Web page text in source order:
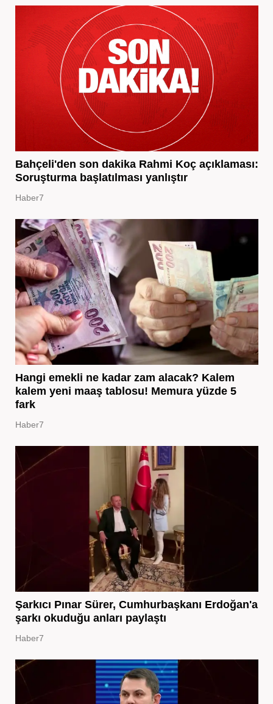
Bahçeli'den son dakika Rahmi Koç açıklaması:
Soruşturma başlatılması yanlıştır
Haber7
Hangi emekli ne kadar zam alacak? Kalem
kalem yeni maaş tablosu! Memura yüzde 5
fark
Haber7
Şarkıcı Pınar Sürer, Cumhurbaşkanı Erdoğan'a
şarkı okuduğu anları paylaştı
Haber7